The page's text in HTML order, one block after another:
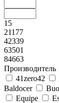
15
21177
42339
63501
84663
Производитель
41zero42
Baldocer
Equipe